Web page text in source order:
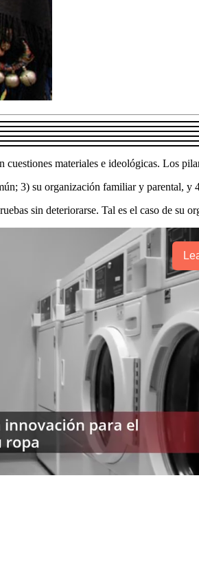
materiales e ideológicas. Los
3) su organización familiar y parental,
sin deteriorarse. Tal es el caso de su